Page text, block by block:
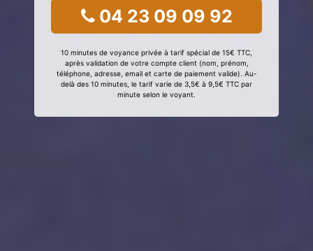
04 23 09 09 92
10 minutes de voyance privée à tarif spécial de 15€ TTC,
après validation de votre compte client (nom, prénom,
téléphone, adresse, email et carte de paiement valide). Au-
delà des 10 minutes, le tarif varie de 3,5€ à 9,5€ TTC par
minute selon le voyant.